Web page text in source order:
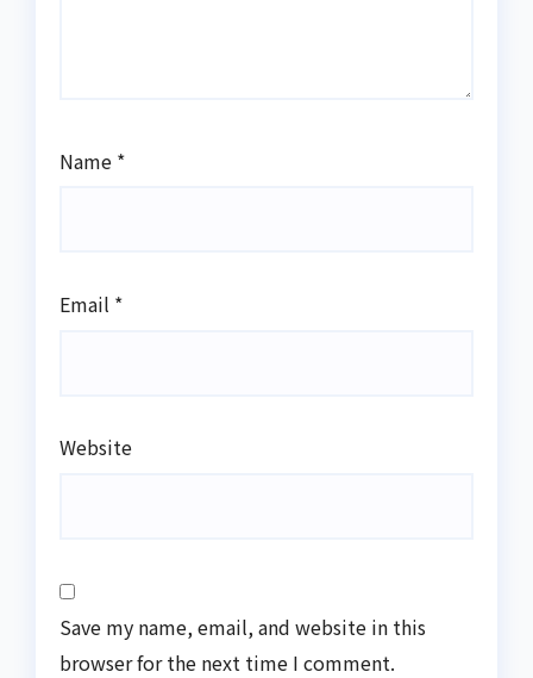
Name *
Email *
Website
Save my name, email, and website in this
browser for the next time I comment.